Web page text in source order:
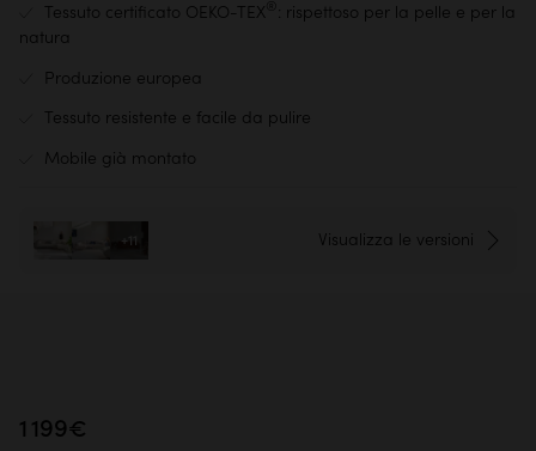
Tessuto certificato OEKO-TEX
: rispettoso per la pelle e per la
natura
Produzione europea
Tessuto resistente e facile da pulire
Mobile già montato
+11 Visualizza le versioni
1 199€